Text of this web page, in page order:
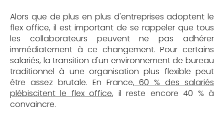
Alors que de plus en plus d'entreprises adoptent le
flex office, il est important de se rappeler que tous
les collaborateurs peuvent ne pas adhérer
immédiatement à ce changement. Pour certains
salariés, la transition d'un environnement de bureau
traditionnel à une organisation plus flexible peut
être assez brutale. En France, 60 % des salariés
plébiscitent le flex office, il reste encore 40 % à
convaincre.